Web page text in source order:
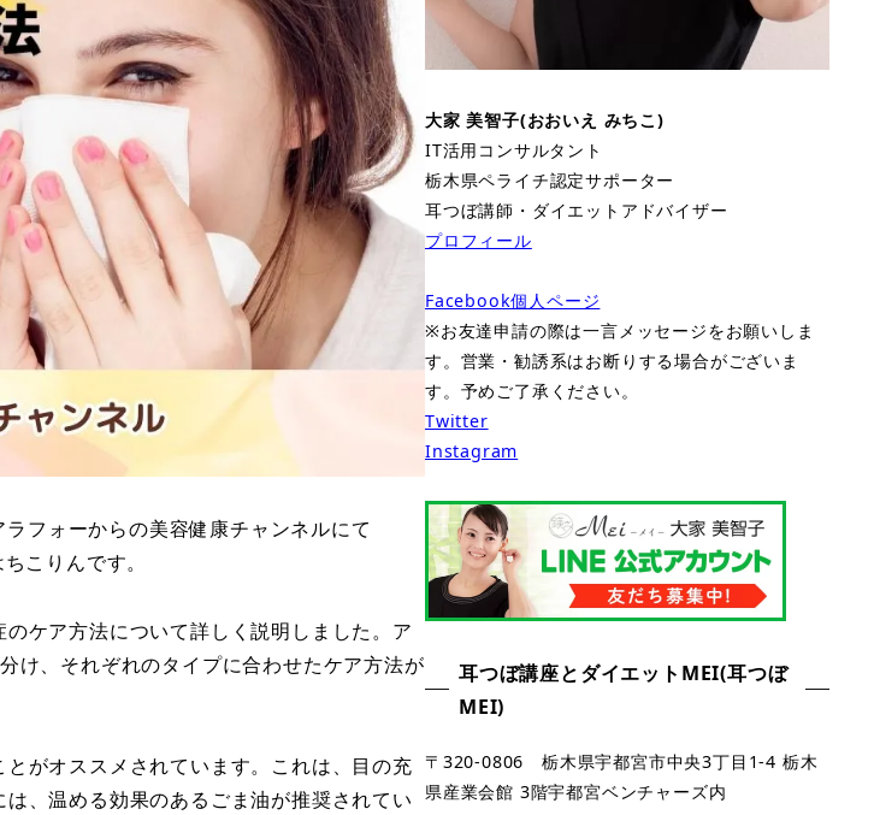
フォーからの美容健康チャンネルにて
こりんです。
ケア方法について詳しく説明しました。ア
け、それぞれのタイプに合わせたケア方法が
がオススメされています。これは、目の充
、温める効果のあるごま油が推奨されてい
大家 美智子(おおいえ みちこ)
IT活用コンサルタント
栃木県ペライチ認定サポーター
耳つぼ講師・ダイエットアドバイザー
プロフィール
Facebook個人ページ
※お友達申請の際は一言メッセージをお願いしま
す。営業・勧誘系はお断りする場合がございま
す。予めご了承ください。
Twitter
Instagram
耳つぼ講座とダイエットMEI(耳つぼ
MEI)
〒320-0806 栃木県宇都宮市中央3丁目1-4 栃木
県産業会館 3階宇都宮ベンチャーズ内